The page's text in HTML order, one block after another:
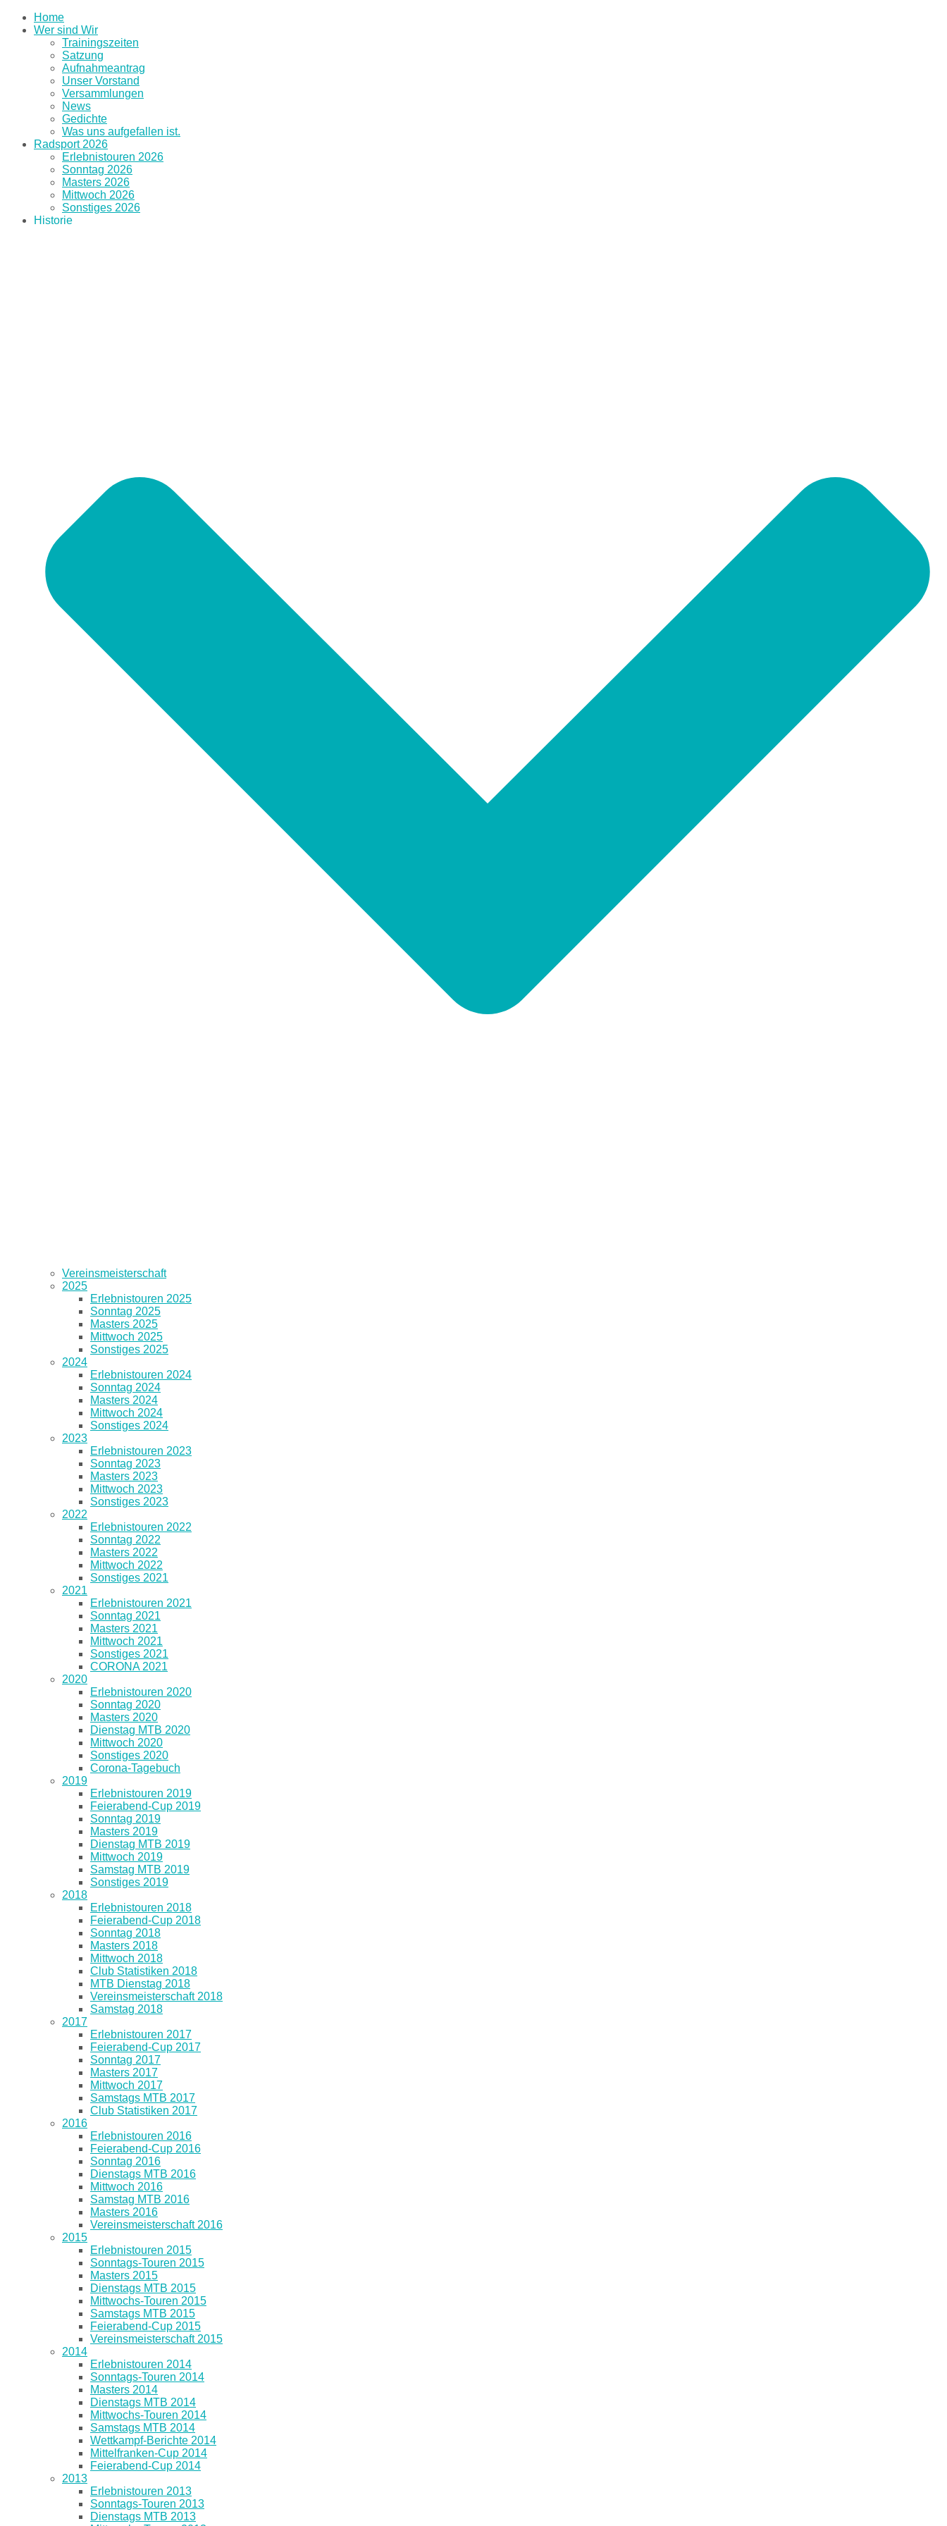
Home
Wer sind Wir
Trainingszeiten
Satzung
Aufnahmeantrag
Unser Vorstand
Versammlungen
News
Gedichte
Was uns aufgefallen ist.
Radsport 2026
Erlebnistouren 2026
Sonntag 2026
Masters 2026
Mittwoch 2026
Sonstiges 2026
Historie
Vereinsmeisterschaft
2025
Erlebnistouren 2025
Sonntag 2025
Masters 2025
Mittwoch 2025
Sonstiges 2025
2024
Erlebnistouren 2024
Sonntag 2024
Masters 2024
Mittwoch 2024
Sonstiges 2024
2023
Erlebnistouren 2023
Sonntag 2023
Masters 2023
Mittwoch 2023
Sonstiges 2023
2022
Erlebnistouren 2022
Sonntag 2022
Masters 2022
Mittwoch 2022
Sonstiges 2021
2021
Erlebnistouren 2021
Sonntag 2021
Masters 2021
Mittwoch 2021
Sonstiges 2021
CORONA 2021
2020
Erlebnistouren 2020
Sonntag 2020
Masters 2020
Dienstag MTB 2020
Mittwoch 2020
Sonstiges 2020
Corona-Tagebuch
2019
Erlebnistouren 2019
Feierabend-Cup 2019
Sonntag 2019
Masters 2019
Dienstag MTB 2019
Mittwoch 2019
Samstag MTB 2019
Sonstiges 2019
2018
Erlebnistouren 2018
Feierabend-Cup 2018
Sonntag 2018
Masters 2018
Mittwoch 2018
Club Statistiken 2018
MTB Dienstag 2018
Vereinsmeisterschaft 2018
Samstag 2018
2017
Erlebnistouren 2017
Feierabend-Cup 2017
Sonntag 2017
Masters 2017
Mittwoch 2017
Samstags MTB 2017
Club Statistiken 2017
2016
Erlebnistouren 2016
Feierabend-Cup 2016
Sonntag 2016
Dienstags MTB 2016
Mittwoch 2016
Samstag MTB 2016
Masters 2016
Vereinsmeisterschaft 2016
2015
Erlebnistouren 2015
Sonntags-Touren 2015
Masters 2015
Dienstags MTB 2015
Mittwochs-Touren 2015
Samstags MTB 2015
Feierabend-Cup 2015
Vereinsmeisterschaft 2015
2014
Erlebnistouren 2014
Sonntags-Touren 2014
Masters 2014
Dienstags MTB 2014
Mittwochs-Touren 2014
Samstags MTB 2014
Wettkampf-Berichte 2014
Mittelfranken-Cup 2014
Feierabend-Cup 2014
2013
Erlebnistouren 2013
Sonntags-Touren 2013
Dienstags MTB 2013